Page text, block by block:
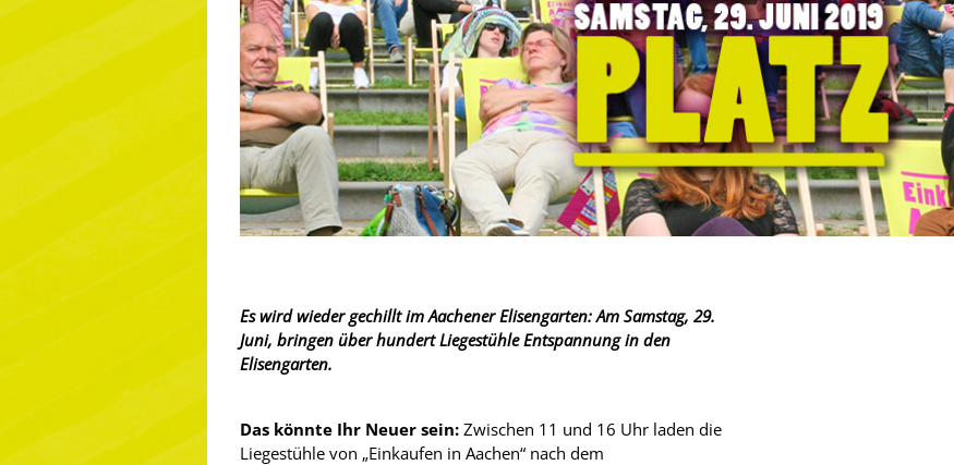
Es wird wieder gechillt im Aachener Elisengarten: Am Samstag, 29.
Juni, bringen über hundert Liegestühle Entspannung in den
Elisengarten.
Das könnte Ihr Neuer sein: Zwischen 11 und 16 Uhr laden die
Liegestühle von „Einkaufen in Aachen“ nach dem